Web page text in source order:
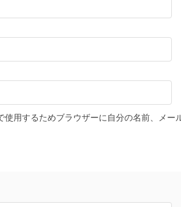
使用するためブラウザーに自分の名前、メー